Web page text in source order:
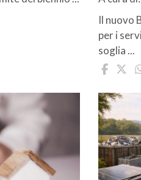
Il nuovo
per i
soglia ...